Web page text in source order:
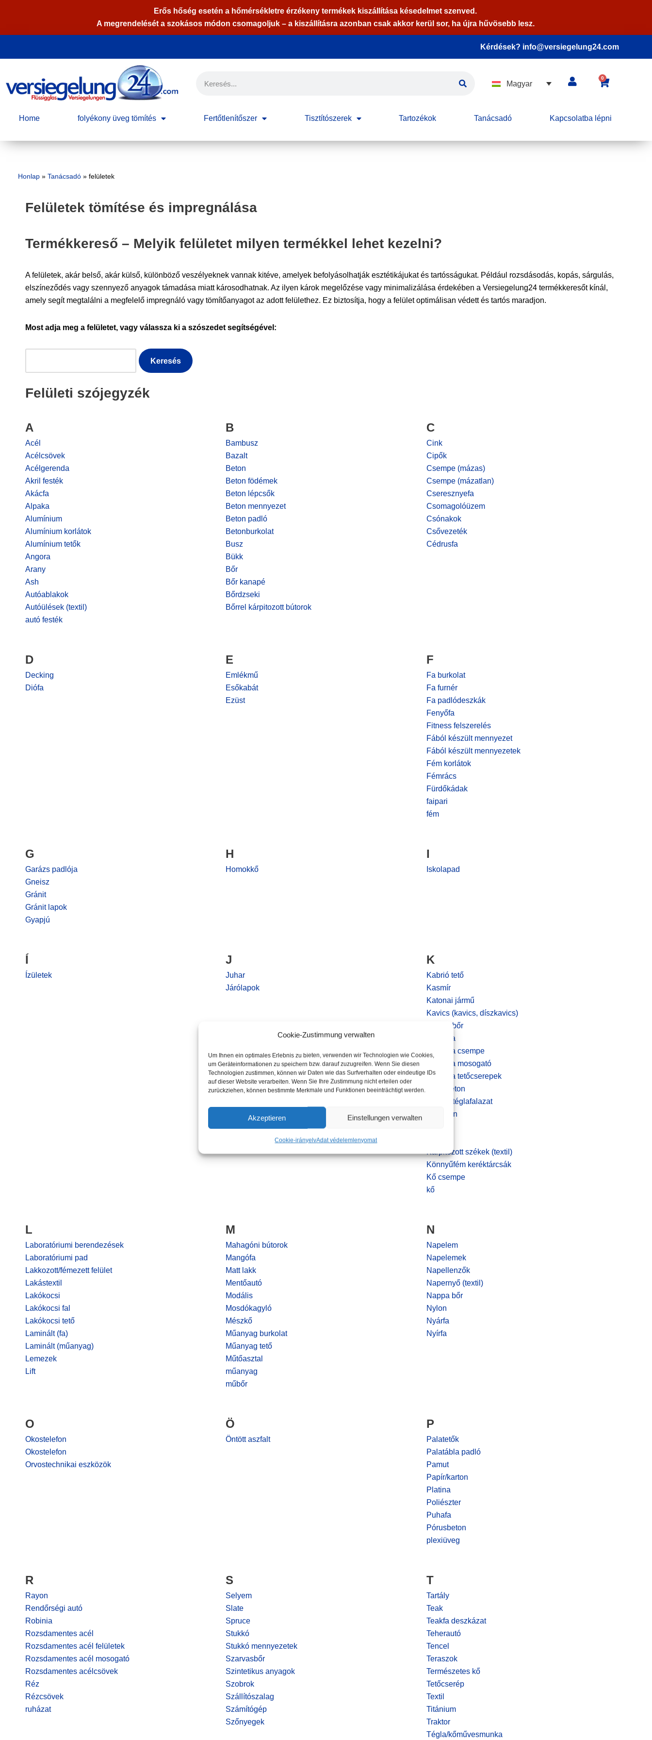
Cookie-Zustimmung verwalten
Um Ihnen ein optimales Erlebnis zu bieten, verwenden wir Technologien wie Cookies,
um Geräteinformationen zu speichern bzw. darauf zuzugreifen. Wenn Sie diesen
Technologien zustimmen, können wir Daten wie das Surfverhalten oder eindeutige IDs
auf dieser Website verarbeiten. Wenn Sie Ihre Zustimmung nicht erteilen oder
zurückziehen, können bestimmte Merkmale und Funktionen beeinträchtigt werden.
Akzeptieren Einstellungen verwalten
Cookie-irányelvAdat védelemlenyomat
Erős hőség esetén a hőmérsékletre érzékeny termékek kiszállítása késedelmet szenved.
A megrendelését a szokásos módon csomagoljuk – a kiszállításra azonban csak akkor kerül sor, ha újra hűvösebb lesz.
Kérdések? info@versiegelung24.com
Magyar
0
Home folyékony üveg tömítés Fertőtlenítőszer Tisztítószerek Tartozékok Tanácsadó Kapcsolatba lépni
Honlap » Tanácsadó » felületek
Felületek tömítése és impregnálása
Termékkereső – Melyik felületet milyen termékkel lehet kezelni?
A felületek, akár belső, akár külső, különböző veszélyeknek vannak kitéve, amelyek befolyásolhatják esztétikájukat és tartósságukat. Például rozsdásodás, kopás, sárgulás,
elszíneződés vagy szennyező anyagok támadása miatt károsodhatnak. Az ilyen károk megelőzése vagy minimalizálása érdekében a Versiegelung24 termékkeresőt kínál,
amely segít megtalálni a megfelelő impregnáló vagy tömítőanyagot az adott felülethez. Ez biztosítja, hogy a felület optimálisan védett és tartós maradjon.
Most adja meg a felületet, vagy válassza ki a szószedet segítségével:
Felületi szójegyzék
A
Acél
Acélcsövek
Acélgerenda
Akril festék
Akácfa
Alpaka
Alumínium
Alumínium korlátok
Alumínium tetők
Angora
Arany
Ash
Autóablakok
Autóülések (textil)
autó festék
B
Bambusz
Bazalt
Beton
Beton födémek
Beton lépcsők
Beton mennyezet
Beton padló
Betonburkolat
Busz
Bükk
Bőr
Bőr kanapé
Bőrdzseki
Bőrrel kárpitozott bútorok
C
Cink
Cipők
Csempe (mázas)
Csempe (mázatlan)
Cseresznyefa
Csomagolóüzem
Csónakok
Csővezeték
Cédrusfa
D
Decking
Diófa
E
Emlékmű
Esőkabát
Ezüst
F
Fa burkolat
Fa furnér
Fa padlódeszkák
Fenyőfa
Fitness felszerelés
Fából készült mennyezet
Fából készült mennyezetek
Fém korlátok
Fémrács
Fürdőkádak
faipari
fém
G
Garázs padlója
Gneisz
Gránit
Gránit lapok
Gyapjú
H
Homokkő
I
Iskolapad
Í
Ízületek
J
Juhar
Járólapok
K
Kabrió tető
Kasmír
Katonai jármű
Kavics (kavics, díszkavics)
Kecskebőr
Kerámia
Kerámia csempe
Kerámia mosogató
Kerámia tetőcserepek
Kitett beton
Klinker téglafalazat
Kombájn
Kárpitozott székek (textil)
Könnyűfém keréktárcsák
Kő csempe
kő
L
Laboratóriumi berendezések
Laboratóriumi pad
Lakkozott/fémezett felület
Lakástextil
Lakókocsi
Lakókocsi fal
Lakókocsi tető
Laminált (fa)
Laminált (műanyag)
Lemezek
Lift
M
Mahagóni bútorok
Mangófa
Matt lakk
Mentőautó
Modális
Mosdókagyló
Mészkő
Műanyag burkolat
Műanyag tető
Műtőasztal
műanyag
műbőr
N
Napelem
Napelemek
Napellenzők
Napernyő (textil)
Nappa bőr
Nylon
Nyárfa
Nyírfa
O
Okostelefon
Okostelefon
Orvostechnikai eszközök
Ö
Öntött aszfalt
P
Palatetők
Palatábla padló
Pamut
Papír/karton
Platina
Poliészter
Puhafa
Pórusbeton
plexiüveg
R
Rayon
Rendőrségi autó
Robinia
Rozsdamentes acél
Rozsdamentes acél felületek
Rozsdamentes acél mosogató
Rozsdamentes acélcsövek
Réz
Rézcsövek
ruházat
S
Selyem
Slate
Spruce
Stukkó
Stukkó mennyezetek
Szarvasbőr
Szintetikus anyagok
Szobrok
Szállítószalag
Számítógép
Szőnyegek
T
Tartály
Teak
Teakfa deszkázat
Teherautó
Tencel
Teraszok
Természetes kő
Tetőcserép
Textil
Titánium
Traktor
Tégla/kőművesmunka